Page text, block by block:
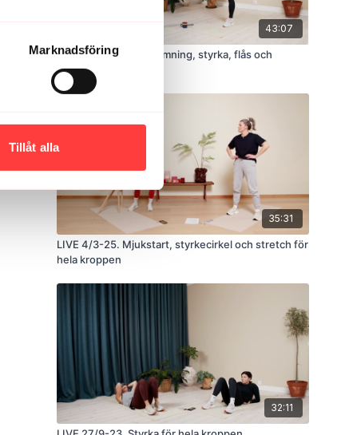
Marknadsföring
Tillåt alla
43:07
LIVE 18/9-23. Uppvärmning, styrka, flås och
stretch
35:31
LIVE 4/3-25. Mjukstart, styrkecirkel och stretch för
hela kroppen
32:11